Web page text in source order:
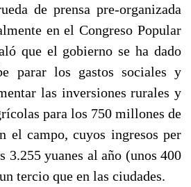
de prensa pre-organizada
en el Congreso Popular
que el gobierno se ha dado
parar los gastos sociales y
las inversiones rurales y
para los 750 millones de
el campo, cuyos ingresos per
3.255 yuanes al año (unos 400
tercio que en las ciudades.